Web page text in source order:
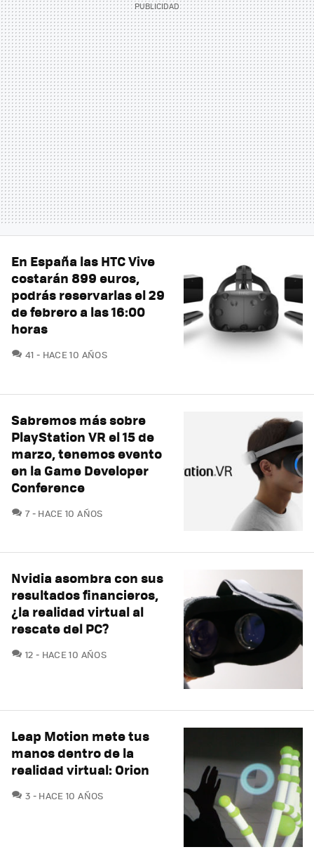
En España las HTC Vive
costarán 899 euros,
podrás reservarlas el 29
de febrero a las 16:00
horas
41 COMENTARIOS
HACE 10 AÑOS
Sabremos más sobre
PlayStation VR el 15 de
marzo, tenemos evento
en la Game Developer
Conference
7COMENTARIOS
HACE 10 AÑOS
Nvidia asombra con sus
resultados financieros,
¿la realidad virtual al
rescate del PC?
12 COMENTARIOS
HACE 10 AÑOS
Leap Motion mete tus
manos dentro de la
realidad virtual: Orion
3 COMENTARIOS
HACE 10 AÑOS